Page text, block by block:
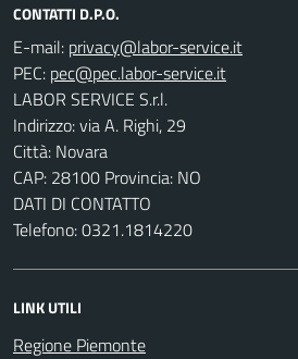
CONTATTI D.P.O.
E-mail:
PEC:
LABOR SERVICE S.r.l.
Indirizzo: via A. Righi, 29
Città: Novara
CAP: 28100 Provincia: NO
DATI DI CONTATTO
Telefono: 0321.1814220
LINK UTILI
Regione Piemonte